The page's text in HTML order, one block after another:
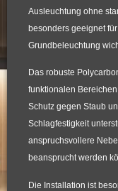
Ausleuchtung ohne
besonders geeignet
Grundbeleuchtung
Das robuste
funktionalen
Schutz gegen Staub
Schlagfestigkeit
anspruchsvollere
beansprucht werden
Die Installation ist